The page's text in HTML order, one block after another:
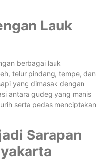
Lauk
berbagai lauk
telur pindang, tempe, dan
yang dimasak dengan
antara gudeg yang manis
serta pedas menciptakan
Sarapan